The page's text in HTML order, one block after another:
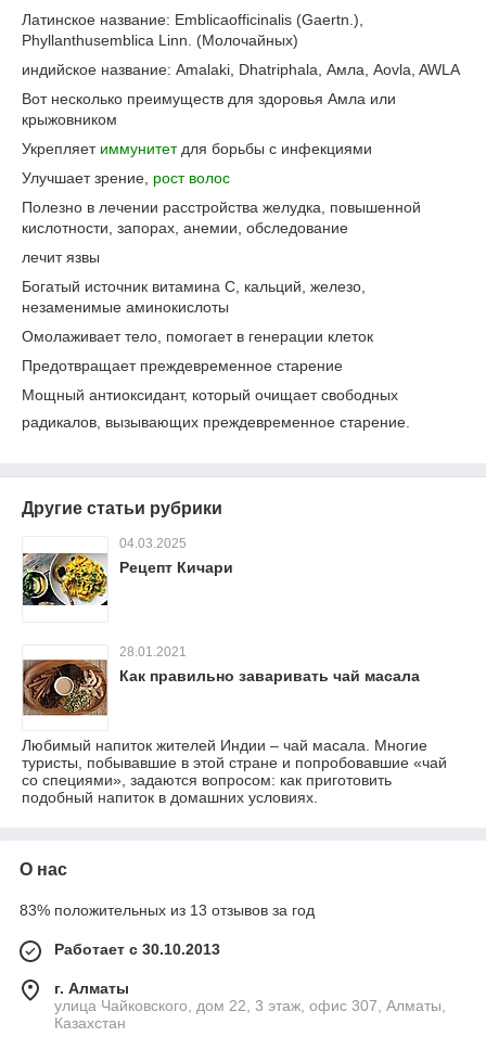
Латинское название: Emblicaofficinalis (Gaertn.),
Phyllanthusemblica Linn. (Молочайных)
индийское название: Amalaki, Dhatriphala, Амла, Aovla, AWLA
Вот несколько преимуществ для здоровья Амла или
крыжовником
Укрепляет иммунитетдля борьбы с инфекциями
Улучшает зрение, рост волос
Полезно в лечении расстройства желудка, повышенной
кислотности, запорах, анемии, обследование
лечит язвы
Богатый источник витамина С, кальций, железо,
незаменимые аминокислоты
Омолаживает тело, помогает в генерации клеток
Предотвращает преждевременное старение
Мощный антиоксидант, который очищает свободных
радикалов, вызывающих преждевременное старение.
Другие статьи рубрики
04.03.2025
Рецепт Кичари
28.01.2021
Как правильно заваривать чай масала
Любимый напиток жителей Индии – чай масала. Многие
туристы, побывавшие в этой стране и попробовавшие «чай
со специями», задаются вопросом: как приготовить
подобный напиток в домашних условиях.
О нас
83% положительных из 13 отзывов за год
Работает с 30.10.2013
г. Алматы
улица Чайковского, дом 22, 3 этаж, офис 307, Алматы,
Казахстан